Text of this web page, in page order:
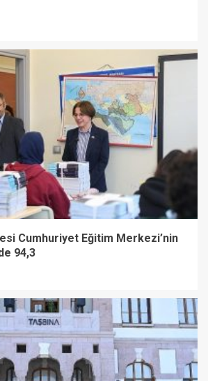
Cumhuriyet Eğitim Merkezi’nin
94,3